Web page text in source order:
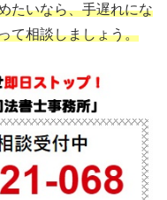
たいなら、手遅れにな
て相談しましょう。